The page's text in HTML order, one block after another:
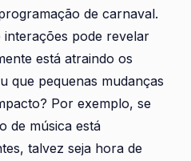
de carnaval.
pode revelar
está atraindo os
que pequenas mudanças
Por exemplo, se
de música está
talvez seja hora de